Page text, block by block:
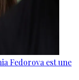
Fedorova est une